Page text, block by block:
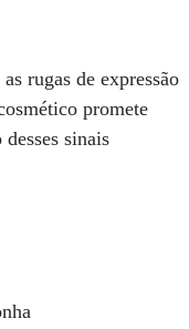
rugas de expressão
promete
sinais